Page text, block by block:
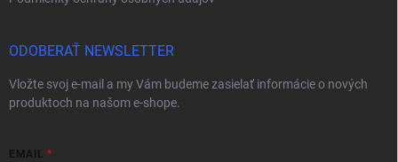
ODOBERAŤ NEWSLETTER
Vložte svoj e-mail a my Vám budeme zasielať informácie o nových
produktoch na našom e-shope.
EMAIL